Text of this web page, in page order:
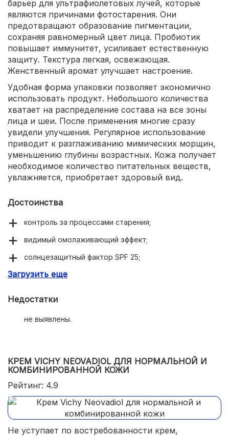
барьер для ультрафиолетовых лучей, которые
являются причинами фотостарения. Они
предотвращают образование пигментации,
сохраняя равномерный цвет лица. Пробиотик
повышает иммунитет, усиливает естественную
защиту. Текстура легкая, освежающая.
Женственный аромат улучшает настроение.
Удобная форма упаковки позволяет экономично
использовать продукт. Небольшого количества
хватает на распределение состава на все зоны
лица и шеи. После применения многие сразу
увидели улучшения. Регулярное использование
приводит к разглаживанию мимических морщин,
уменьшению глубины возрастных. Кожа получает
необходимое количество питательных веществ,
увлажняется, приобретает здоровый вид.
Достоинства
контроль за процессами старения;
видимый омолаживающий эффект;
солнцезащитный фактор SPF 25;
укрепление межклеточных связей;
Загрузить еще
Недостатки
не выявлены.
КРЕМ VICHY NEOVADIOL ДЛЯ НОРМАЛЬНОЙ И
КОМБИНИРОВАННОЙ КОЖИ
Рейтинг: 4.9
Не уступает по востребованности крем,